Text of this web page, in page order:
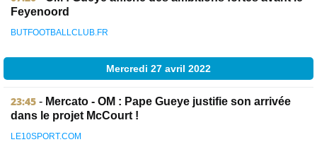
Feyenoord
BUTFOOTBALLCLUB.FR
Mercredi 27 avril 2022
23:45 - Mercato - OM : Pape Gueye justifie son arrivée
dans le projet McCourt !
LE10SPORT.COM